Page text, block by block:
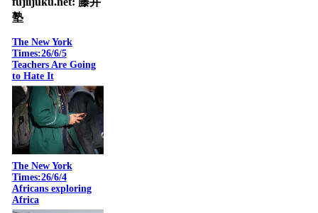
塾
The New York
Times:26/6/5
Teachers Are Going
to Hate It
The New York
Times:26/6/4
Africans exploring
Africa